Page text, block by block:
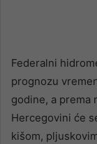
Federalni
prognozu
godine, a prema
Hercegovini će
kišom,